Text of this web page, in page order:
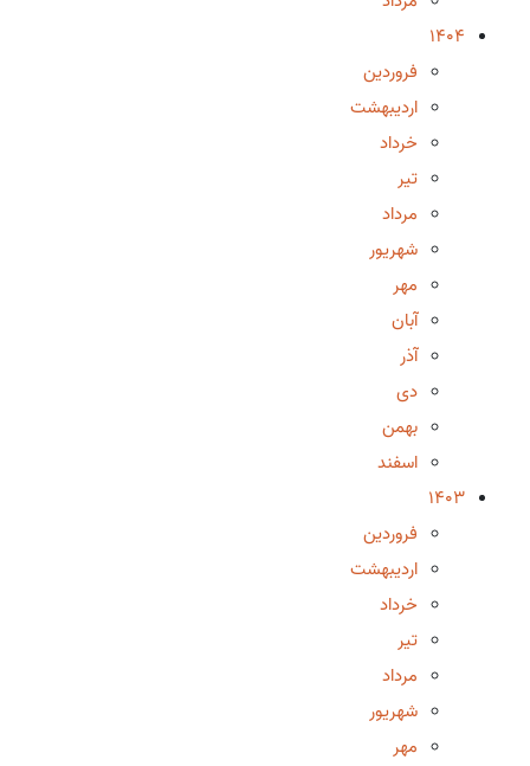
1404
فروردین
اردیبهشت
خرداد
تیر
مرداد
شهریور
مهر
آبان
آذر
دی
بهمن
اسفند
1403
فروردین
اردیبهشت
خرداد
تیر
مرداد
شهریور
مهر